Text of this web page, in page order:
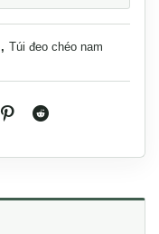
, Túi đeo chéo nam